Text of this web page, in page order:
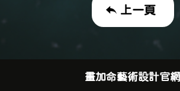
上一頁
畫加命藝術設計官網